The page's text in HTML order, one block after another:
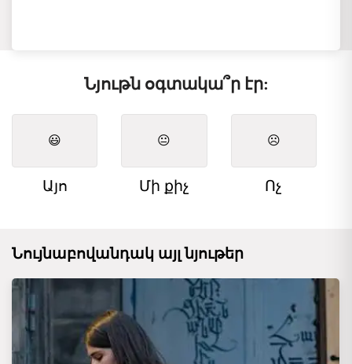
Նյութն օգտակա՞ր էր:
😃
Այո
😐
Մի քիչ
☹️
Ոչ
Նույնաբովանդակ այլ նյութեր